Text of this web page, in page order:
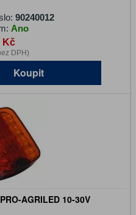
90240012
Ano
Kč
DPH)
Koupit
AGRILED 10-30V